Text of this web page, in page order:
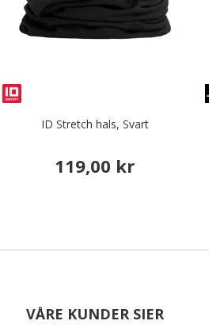
ID Stretch hals, Svart
119,00 kr
VÅRE KUNDER SIER